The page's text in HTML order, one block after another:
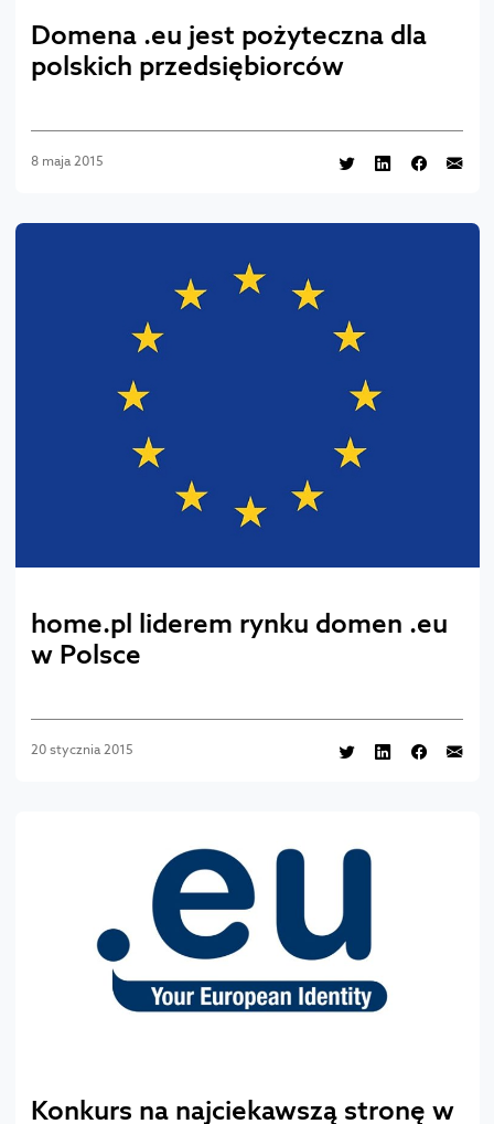
Domena .eu jest pożyteczna dla
polskich przedsiębiorców
8 maja 2015
home.pl liderem rynku domen .eu
w Polsce
20 stycznia 2015
Konkurs na najciekawszą stronę w